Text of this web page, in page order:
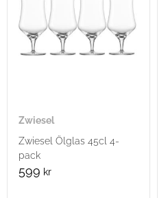
Zwiesel
Zwiesel Ölglas 45cl 4-
pack
599 kr